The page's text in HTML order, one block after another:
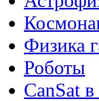
Физика
Роботы
CanSat